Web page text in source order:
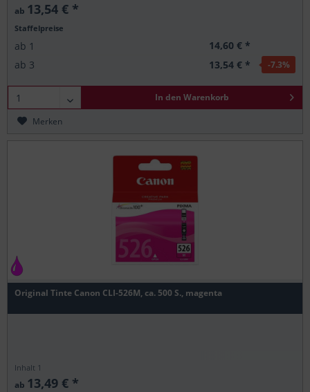
ab 13,54 € *
Staffelpreise
ab 1
14,60 € *
ab 3 13,54 € * -7.3%
In den Warenkorb
Merken
Original Tinte Canon CLI-526M, ca. 500 S., magenta
Inhalt 1
ab 13,49 € *